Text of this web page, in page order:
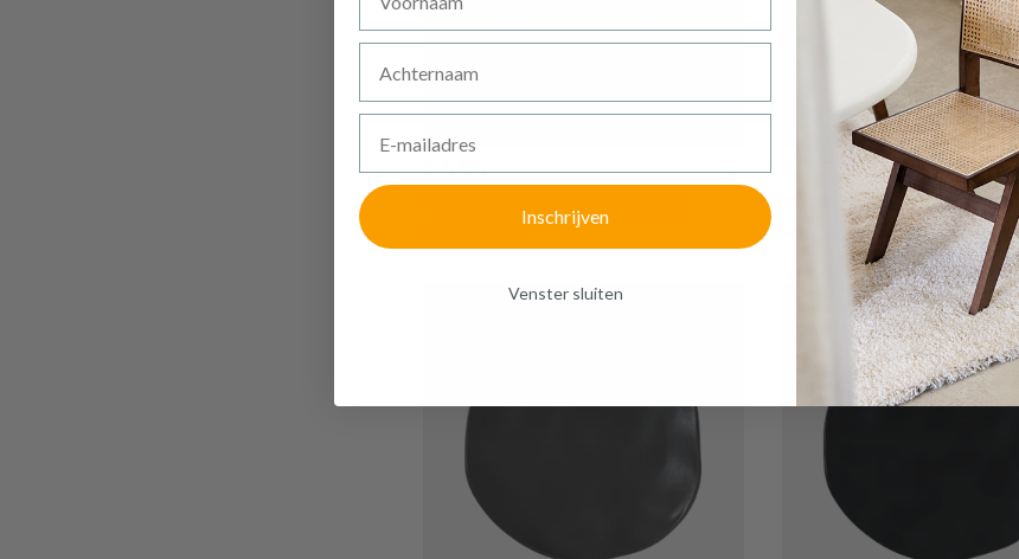
€ 5,95 € 7,50
Plat Bord TERRIA Ø27 Bruin
Op voorraad
Inschrijven
Venster sluiten